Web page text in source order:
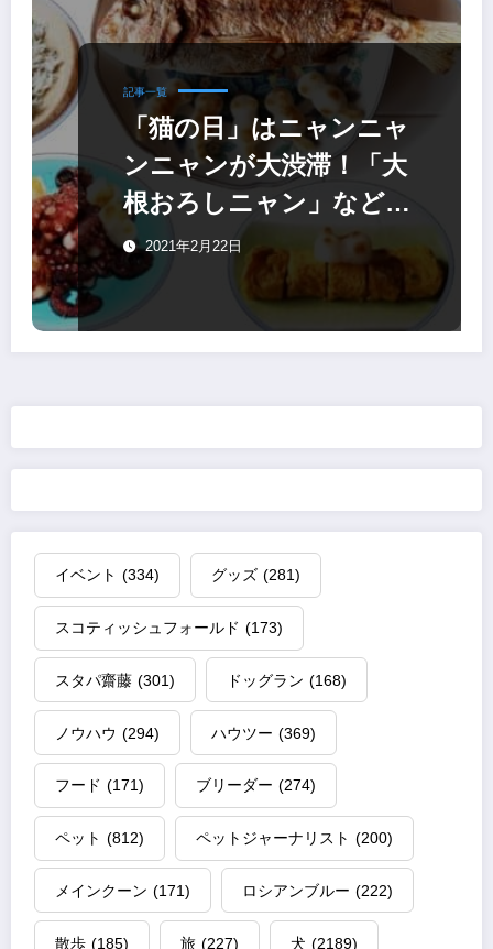
記事一覧
「猫の日」はニャンニャ
ンニャンが大渋滞！「大
根おろしニャン」など猫
型グッズが大集合
2021年2月22日
イベント (334) グッズ (281)
スコティッシュフォールド (173)
スタパ齋藤 (301) ドッグラン (168)
ノウハウ (294) ハウツー (369)
フード (171) ブリーダー (274)
ペット (812) ペットジャーナリスト (200)
メインクーン (171) ロシアンブルー (222)
散歩 (185) 旅 (227) 犬 (2189)